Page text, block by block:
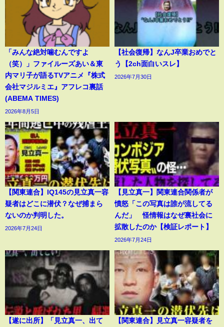
「みんな絶対噛むんですよ
（笑）」ファイルーズあい＆東
内マリ子が語るTVアニメ『株式
会社マジルミエ』アフレコ裏話
(ABEMA TIMES)
2026年8月5日
【社会復帰】なんJ卒業おめでと
う【2ch面白いスレ】
2026年7月30日
【関東連合】IQ145の見立真一容
疑者はどこに潜伏？なぜ捕まら
ないのか判明した。
2026年7月24日
【見立真一】関東連合関係者が
憤怒「この写真は誰が流してる
んだ」 怪情報はなぜ裏社会に
拡散したのか【検証レポート】
2026年7月24日
【遂に出所】「見立真一、出て
【関東連合】見立真一容疑者を